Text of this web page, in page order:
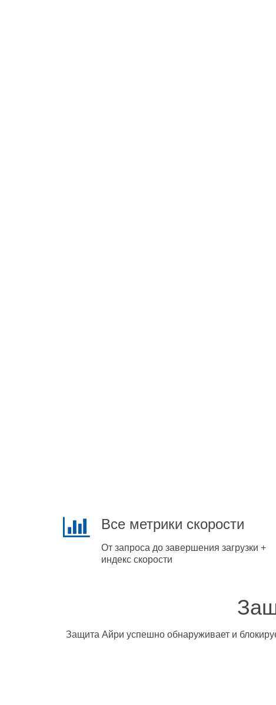
Все метрики скорости
От запроса до завершения загрузки +
индекс скорости
Защита Айри успешно обнаруживает и